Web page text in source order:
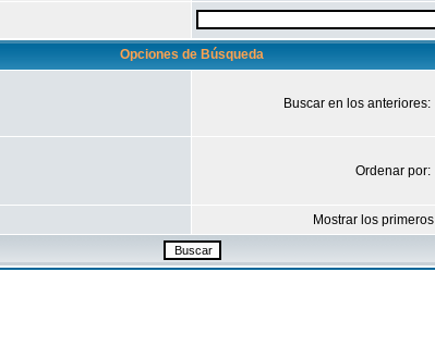
Opciones de Búsqueda
Buscar en los anteriores:
Ordenar por:
Mostrar los primeros